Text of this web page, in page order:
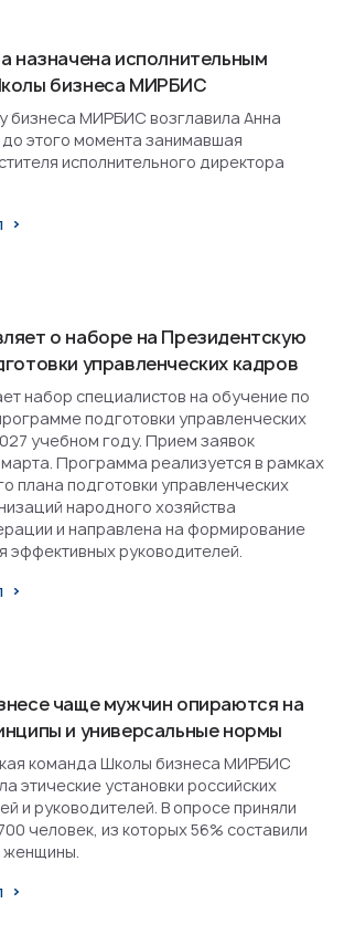
назначена исполнительным
бизнеса МИРБИС
бизнеса МИРБИС возглавила Анна
до этого момента занимавшая
исполнительного директора
о наборе на Президентскую
управленческих кадров
набор специалистов на обучение по
подготовки управленческих
учебном году. Прием заявок
Программа реализуется в рамках
плана подготовки управленческих
народного хозяйства
и направлена на формирование
эффективных руководителей.
чаще мужчин опираются на
и универсальные нормы
команда Школы бизнеса МИРБИС
этические установки российских
и руководителей. В опросе приняли
человек, из которых 56% составили